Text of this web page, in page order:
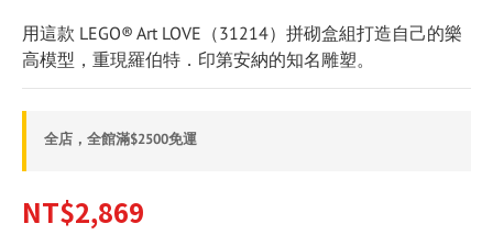
用這款 LEGO® Art LOVE（31214）拼砌盒組打造自己的樂
高模型，重現羅伯特．印第安納的知名雕塑。
全店，全館滿$2500免運
NT$2,869